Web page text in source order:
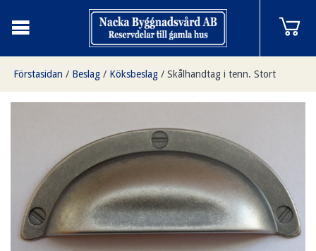
Förstasidan / Beslag / Köksbeslag / Skålhandtag i tenn. Stort